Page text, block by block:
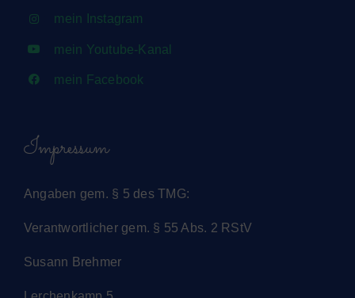
mein Instagram
mein Youtube-Kanal
mein Facebook
Impressum
Angaben gem. § 5 des TMG:
Verantwortlicher gem. § 55 Abs. 2 RStV
Susann Brehmer